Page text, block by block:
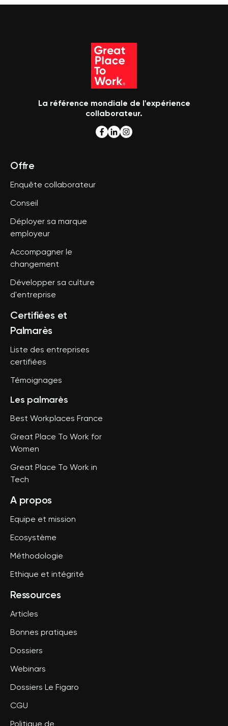
La référence mondiale de l'expérience
collaborateur.
Offre
Enquête collaborateur
Conseil
Déployer sa marque
employeur
Accompagner le
changement
Développer sa culture
d'entreprise
Certifiées et
Palmarès
Liste des entreprises
certifiées
Témoignages
Les palmarès
Best Workplaces France
Great Place To Work for
Women
Great Place To Work in
Tech
A propos
Equipe et mission
Ecosystème
Méthodologie
Ethique et intégrité
Ressources
Articles
Bonnes pratiques
Dossiers
Webinars
Dossiers Le Figaro
CGU